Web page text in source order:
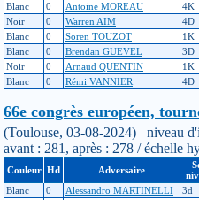
Blanc
0 Antoine MOREAU 4K
Noir
0 Warren AIM 4D
Blanc
0 Soren TOUZOT 1K
Blanc
0 Brendan GUEVEL 3D
Noir
0 Arnaud QUENTIN 1K
Blanc
0 Rémi VANNIER 4D
66e congrès européen,
(Toulouse, 03-08-2024) niveau
avant : 281, après : 278 / échelle
Couleur Hd Adversaire
Blanc
0 Alessandro MARTINELLI 3d